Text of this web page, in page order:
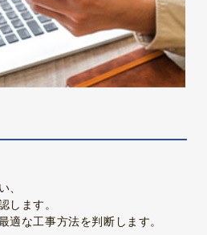
、
します。
適な工事方法を判断します。